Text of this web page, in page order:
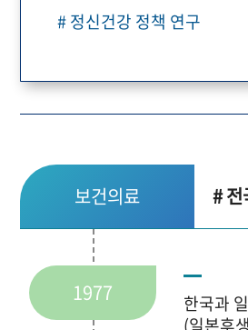
# 정신건강 정책 연구
보건의료 # 전
1977
한국과